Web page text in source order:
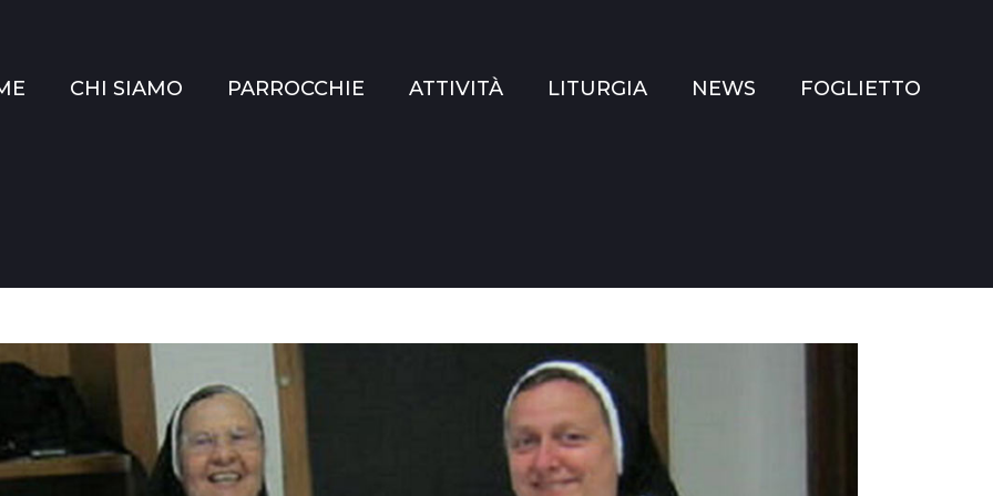
CHI SIAMO PARROCCHIE ATTIVITÀ LITURGIA NEWS FOGLIETTO